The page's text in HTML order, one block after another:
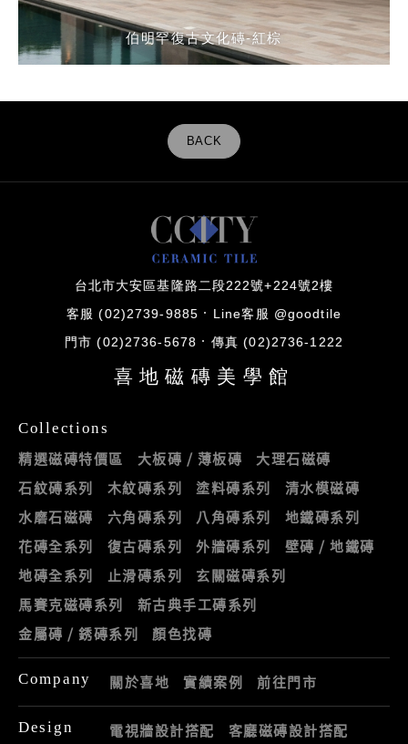
伯明罕復古文化磚-紅棕
伯明罕復古文化磚-紅棕
伯明罕復古文化磚-紅棕
BACK
台北市大安區基隆路二段222號+224號2樓
客服 (02)2739-9885 Line客服 @goodtile
門市 (02)2736-5678 傳真 (02)2736-1222
喜地磁磚美學館
Collections
精選磁磚特價區 大板磚 / 薄板磚
大理石磁磚
石紋磚系列
木紋磚系列 塗料磚系列
清水模磁磚
水磨石磁磚
六角磚系列 八角磚系列
地鐵磚系列
花磚全系列
復古磚系列 外牆磚系列
壁磚 / 地鐵磚
地磚全系列
止滑磚系列
玄關磁磚系列
馬賽克磁磚系列
新古典手工磚系列
金屬磚 / 銹磚系列
顏色找磚
Company 關於喜地 實績案例 前往門市
Design 電視牆設計搭配 客廳磁磚設計搭配